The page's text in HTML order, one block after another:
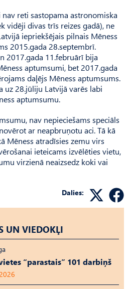
reti sastopama astronomiska
vidēji divas trīs reizes gadā), ne
iepriekšējais pilnais Mēness
2015.gada 28.septembrī.
2017.gada 11.februārī bija
aptumsumi, bet 2017.gada
daļējs Mēness aptumsums.
uz 28.jūliju Latvijā varēs labi
aptumsumu.
nav nepieciešams speciāls
ar neapbruņotu aci. Tā kā
Mēness atradīsies zemu virs
ieteicams izvēlēties vietu,
virzienā neaizsedz koki vai
Dalies:
UN VIEDOKĻI
“parastais” 101 darbiņš